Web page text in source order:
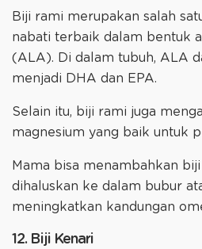
Biji rami merupakan salah
nabati terbaik dalam bentuk
(ALA). Di dalam tubuh, ALA
menjadi DHA dan EPA.
Selain itu, biji rami juga
magnesium yang baik untuk
Mama bisa menambahkan
dihaluskan ke dalam bubur
meningkatkan kandungan
12. Biji Kenari